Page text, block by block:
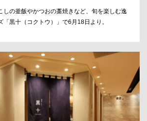
しの釜飯やかつおの藁焼きなど、旬を楽しむ逸
「黒十（コクトウ）」で6月18日より。